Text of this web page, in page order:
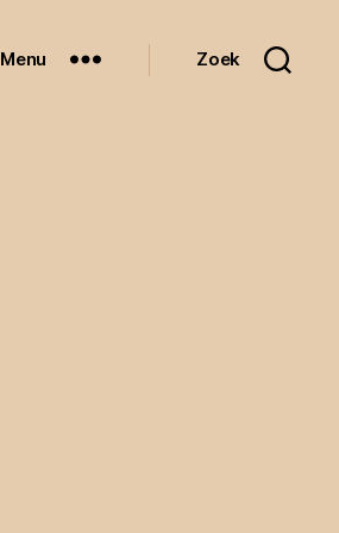
Menu Zoek